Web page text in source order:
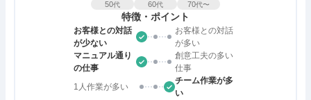
50代 60代 70代〜
特徴・ポイント
お客様との対話
が少ない
お客様との対話
が多い
マニュアル通り
の仕事
創意工夫の多い
仕事
1人作業が多い
チーム作業が多
い